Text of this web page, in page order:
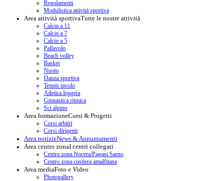
Regolamenti
Modulistica attività sportiva
Area attività sportivaTutte le nostre attività
Calcio a 11
Calcio a 7
Calcio a 5
Pallavolo
Beach volley
Basket
Nuoto
Danza sportiva
Tennis tavolo
Atletica leggera
Ginnastica ritmica
Sci alpino
Area formazioneCorsi & Progetti
Corsi arbitri
Corsi dirigenti
Area notizieNews & Appuntamenti
Area centro zonaI centri collegati
Centro zona Nocera/Pagani Sarno
Centro zona costiera amalfitana
Area mediaFoto e Video
Photogallery